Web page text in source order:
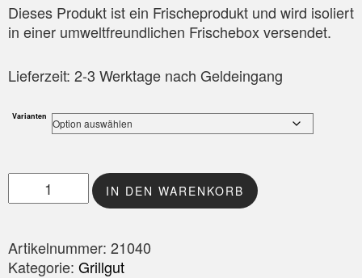
Dieses Produkt ist ein Frischeprodukt und wird isoliert
in einer umweltfreundlichen Frischebox versendet.
Lieferzeit: 2-3 Werktage nach Geldeingang
Varianten
Grillbox Schwein MengeIN DEN WARENKORB
Artikelnummer: 21040
Kategorie: Grillgut